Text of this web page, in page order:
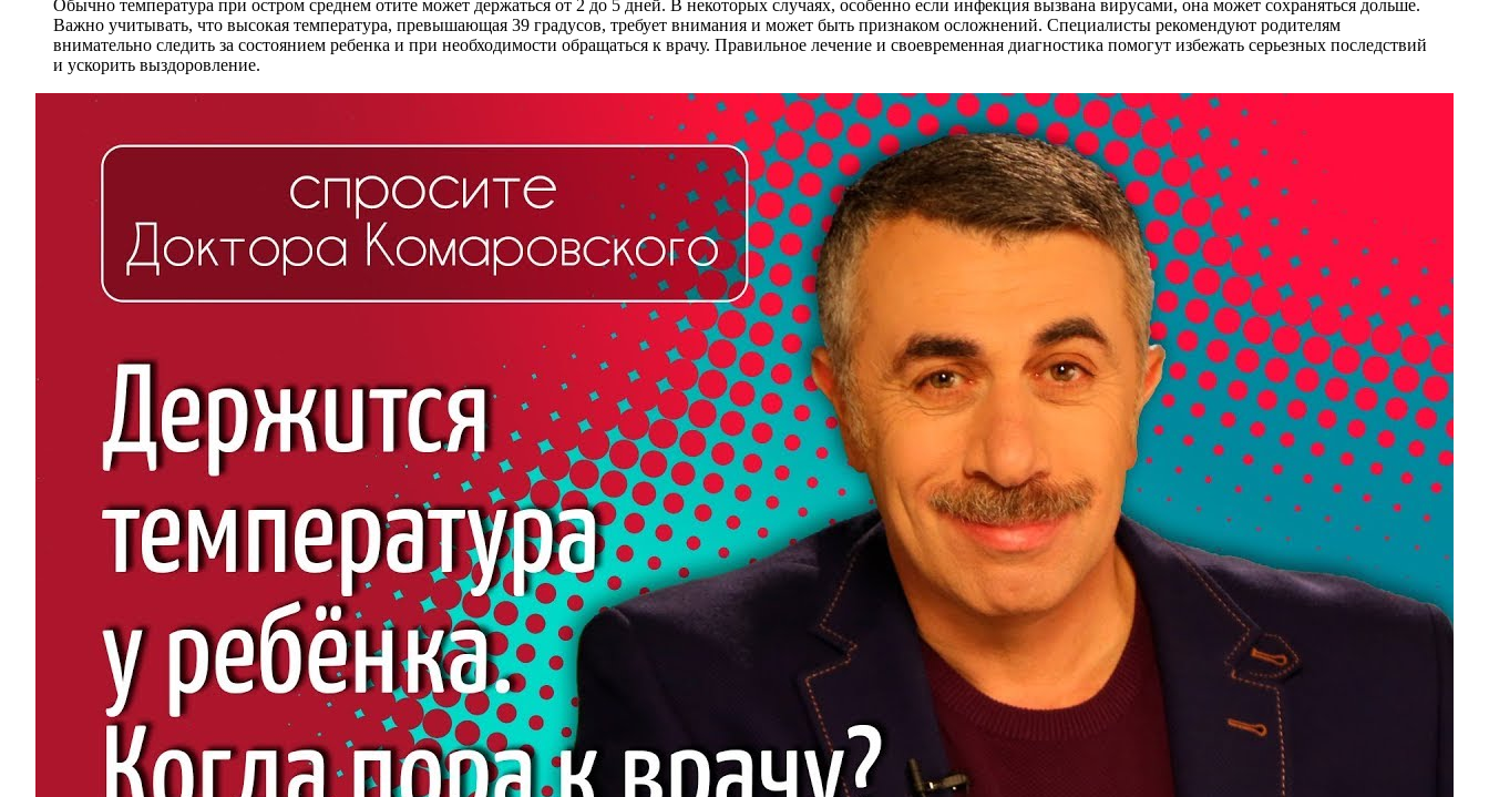
Обычно температура при остром среднем отите может держаться от 2 до 5 дней. В некоторых случаях, особенно если инфекция вызвана вирусами, она может сохраняться дольше.
Важно учитывать, что высокая температура, превышающая 39 градусов, требует внимания и может быть признаком осложнений. Специалисты рекомендуют родителям
внимательно следить за состоянием ребенка и при необходимости обращаться к врачу. Правильное лечение и своевременная диагностика помогут избежать серьезных последствий
и ускорить выздоровление.